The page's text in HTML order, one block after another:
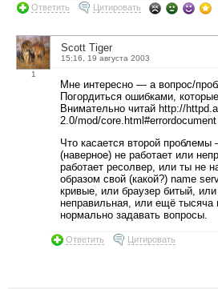
Ответить Цитировать
1
Scott Tiger
15:16, 19 августа 2003
Мне интересно — а вопрос/
Погордиться ошибками,
Внимательно читай http://
2.0/mod/core.html#errordocument
Что касается второй проблемы
(наверное) не работает или
работает ресолвер, или ты не
образом свой (какой?) name
кривые, или браузер битый,
неправильная, или ещё тысяча
нормально задавать вопросы.
Ответить Цитировать